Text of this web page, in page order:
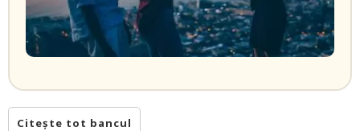
Citește tot bancul